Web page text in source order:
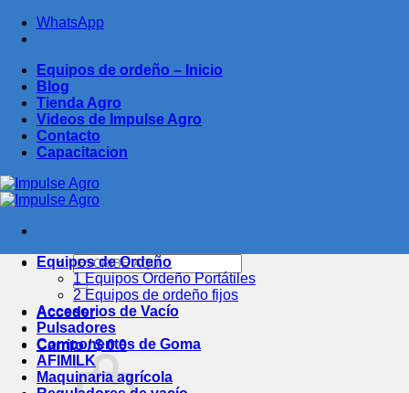
SaltarWhatsApp
Equipos de ordeño – Inicio
Blog
Tienda Agro
Videos de Impulse Agro
Contacto
Capacitacion
Buscar
por:
Acceder
Carrito /$0 0
Equipos de Ordeño
1 Equipos Ordeño Portátiles
2 Equipos de ordeño fijos
Accesorios de Vacío
Pulsadores
Componentes de Goma
AFIMILK
Maquinaria agrícola